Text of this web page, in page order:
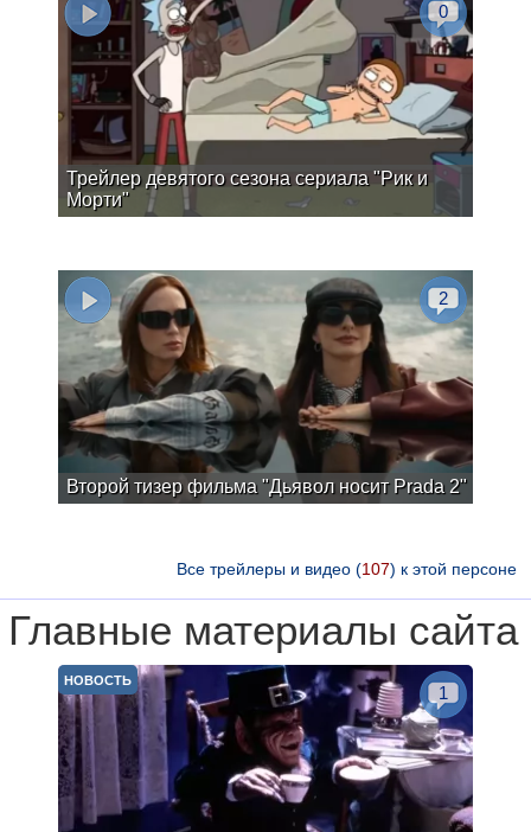
Трейлер девятого сезона сериала "Рик и
Морти"
0
Второй тизер фильма "Дьявол носит Prada 2"
2
Все трейлеры и видео (107) к этой персоне
Главные материалы сайта
НОВОСТЬ
1